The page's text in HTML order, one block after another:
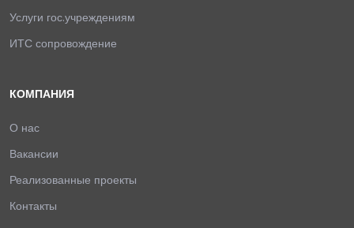
Услуги гос.учреждениям
ИТС сопровождение
КОМПАНИЯ
О нас
Вакансии
Реализованные проекты
Контакты